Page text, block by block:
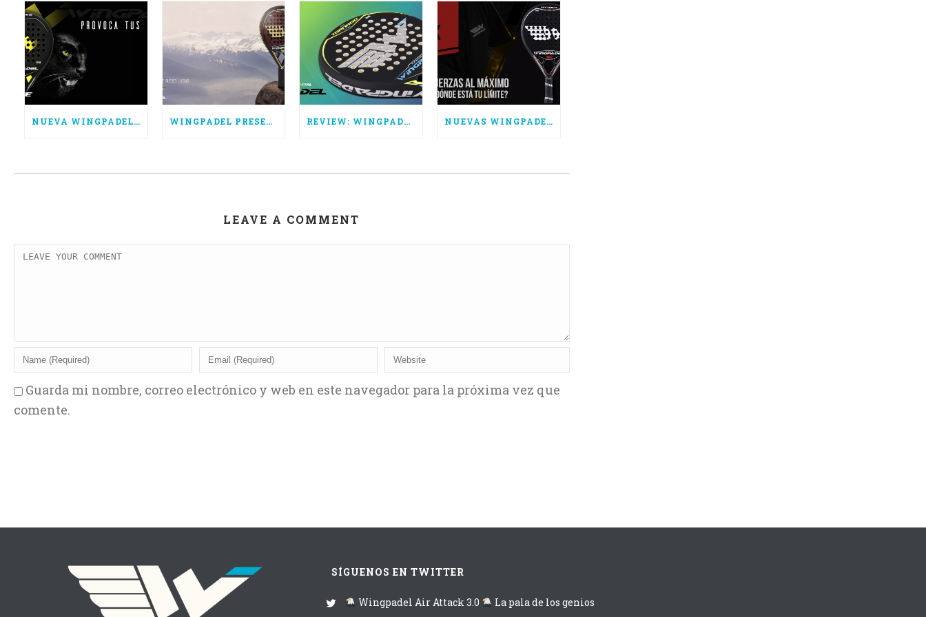
NUEVA WINGPADEL AIR HURRICANE, POTENCIA PURA WINGPADEL PRESENTA LAS NUEVAS AIR FORCE 3.0 REVIEW: WINGPADEL AIR TORNADO CTRL NUEVAS WINGPADEL AIR ATTACK 3.0, SUPERA TUS LÍMITES
LEAVE A COMMENT
Guarda mi nombre, correo electrónico y web en este navegador para la próxima vez que
comente.
SÍGUENOS EN TWITTER
Wingpadel Air Attack 3.0
La pala de los genios